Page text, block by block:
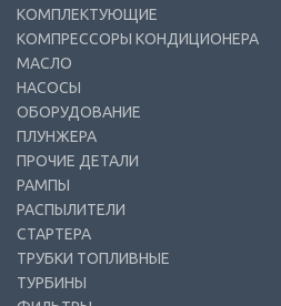
КОМПЛЕКТУЮЩИЕ
КОМПРЕССОРЫ КОНДИЦИОНЕРА
МАСЛО
НАСОСЫ
ОБОРУДОВАНИЕ
ПЛУНЖЕРА
ПРОЧИЕ ДЕТАЛИ
РАМПЫ
РАСПЫЛИТЕЛИ
СТАРТЕРА
ТРУБКИ ТОПЛИВНЫЕ
ТУРБИНЫ